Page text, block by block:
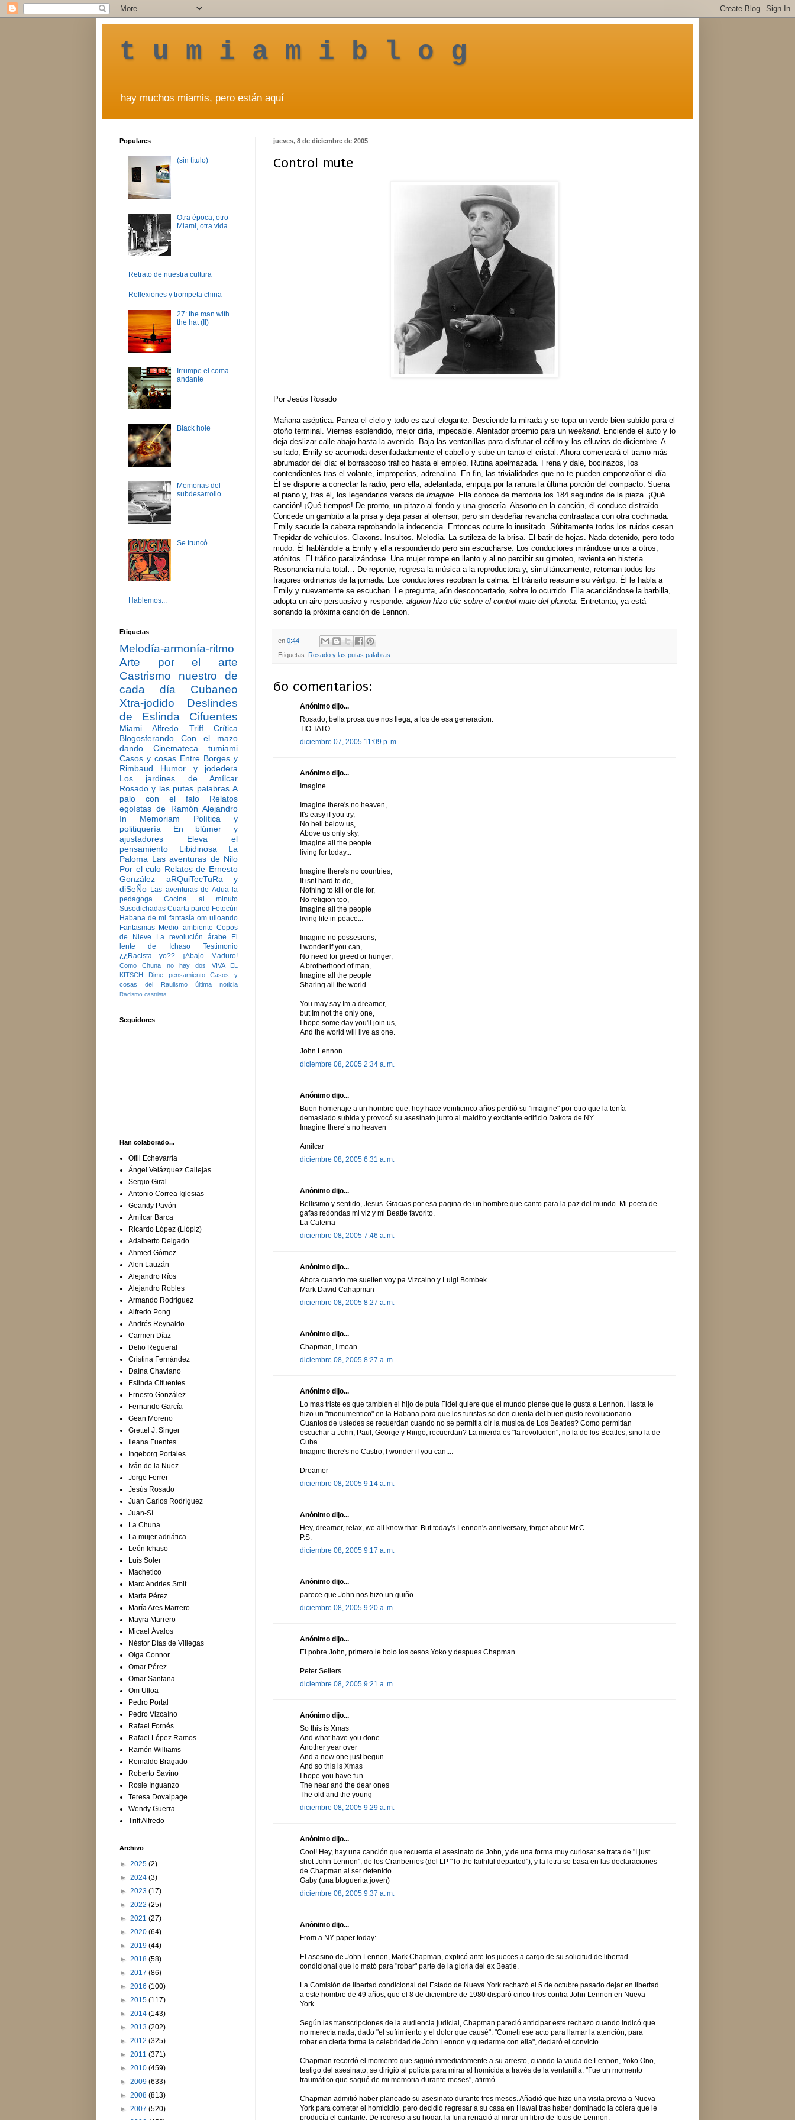
t u m i a m i b l o g
hay muchos miamis, pero están aquí
jueves, 8 de diciembre de 2005
Control mute
Por Jesús Rosado
Mañana aséptica. Panea el cielo y todo es azul elegante. Desciende la mirada y se topa un verde bien subido para el
otoño terminal. Viernes espléndido, mejor diría, impecable. Alentador proemio para un weekend. Enciende el auto y lo
deja deslizar calle abajo hasta la avenida. Baja las ventanillas para disfrutar el céfiro y los efluvios de diciembre. A
su lado, Emily se acomoda desenfadadamente el cabello y sube un tanto el cristal. Ahora comenzará el tramo más
abrumador del día: el borrascoso tráfico hasta el empleo. Rutina apelmazada. Frena y dale, bocinazos, los
contendientes tras el volante, improperios, adrenalina. En fin, las trivialidades que no te pueden emponzoñar el día.
Él se dispone a conectar la radio, pero ella, adelantada, empuja por la ranura la última porción del compacto. Suena
el piano y, tras él, los legendarios versos de Imagine . Ella conoce de memoria los 184 segundos de la pieza. ¡Qué
canción! ¡Qué tiempos! De pronto, un pitazo al fondo y una grosería. Absorto en la canción, él conduce distraído.
Concede un gambito a la prisa y deja pasar al ofensor, pero sin desdeñar revancha contraataca con otra cochinada.
Emily sacude la cabeza reprobando la indecencia. Entonces ocurre lo inusitado. Súbitamente todos los ruidos cesan.
Trepidar de vehículos. Claxons. Insultos. Melodía. La sutileza de la brisa. El batir de hojas. Nada detenido, pero todo
mudo. Él hablándole a Emily y ella respondiendo pero sin escucharse. Los conductores mirándose unos a otros,
atónitos. El tráfico paralizándose. Una mujer rompe en llanto y al no percibir su gimoteo, revienta en histeria.
Resonancia nula total… De repente, regresa la música a la reproductora y, simultáneamente, retornan todos los
fragores ordinarios de la jornada. Los conductores recobran la calma. El tránsito reasume su vértigo. Él le habla a
Emily y nuevamente se escuchan. Le pregunta, aún desconcertado, sobre lo ocurrido. Ella acariciándose la barbilla,
adopta un aire persuasivo y responde: alguien hizo clic sobre el control mute del planeta . Entretanto, ya está
sonando la próxima canción de Lennon.
en 0:44
Etiquetas: Rosado y las putas palabras
60 comentarios:
Anónimo dijo...
Rosado, bella prosa que nos llega, a los de esa generacion.
TIO TATO
diciembre 07, 2005 11:09 p. m.
Anónimo dijo...
Imagine
Imagine there's no heaven,
It's easy if you try,
No hell below us,
Above us only sky,
Imagine all the people
living for today...
Imagine there's no countries,
It isnt hard to do,
Nothing to kill or die for,
No religion too,
Imagine all the people
living life in peace...
Imagine no possesions,
I wonder if you can,
No need for greed or hunger,
A brotherhood of man,
Imagine all the people
Sharing all the world...
You may say Im a dreamer,
but Im not the only one,
I hope some day you'll join us,
And the world will live as one.
John Lennon
diciembre 08, 2005 2:34 a. m.
Anónimo dijo...
Buen homenaje a un hombre que, hoy hace veinticinco años perdíó su "imagine" por otro que la tenía
demasiado subida y provocó su asesinato junto al maldito y excitante edificio Dakota de NY.
Imagine there´s no heaven
Amílcar
diciembre 08, 2005 6:31 a. m.
Anónimo dijo...
Bellisimo y sentido, Jesus. Gracias por esa pagina de un hombre que canto para la paz del mundo. Mi poeta de
gafas redondas mi viz y mi Beatle favorito.
La Cafeina
diciembre 08, 2005 7:46 a. m.
Anónimo dijo...
Ahora cuando me suelten voy pa Vizcaino y Luigi Bombek.
Mark David Cahapman
diciembre 08, 2005 8:27 a. m.
Anónimo dijo...
Chapman, I mean...
diciembre 08, 2005 8:27 a. m.
Anónimo dijo...
Lo mas triste es que tambien el hijo de puta Fidel quiere que el mundo piense que le gusta a Lennon. Hasta le
hizo un "monumentico" en la Habana para que los turistas se den cuenta del buen gusto revolucionario.
Cuantos de ustedes se recuerdan cuando no se permitia oir la musica de Los Beatles? Como permitian
escuchar a John, Paul, George y Ringo, recuerdan? La mierda es "la revolucion", no la de los Beatles, sino la de
Cuba.
Imagine there's no Castro, I wonder if you can....
Dreamer
diciembre 08, 2005 9:14 a. m.
Anónimo dijo...
Hey, dreamer, relax, we all know that. But today's Lennon's anniversary, forget about Mr.C.
P.S.
diciembre 08, 2005 9:17 a. m.
Anónimo dijo...
parece que John nos hizo un guiño...
diciembre 08, 2005 9:20 a. m.
Anónimo dijo...
El pobre John, primero le bolo los cesos Yoko y despues Chapman.
Peter Sellers
diciembre 08, 2005 9:21 a. m.
Anónimo dijo...
So this is Xmas
And what have you done
Another year over
And a new one just begun
And so this is Xmas
I hope you have fun
The near and the dear ones
The old and the young
diciembre 08, 2005 9:29 a. m.
Anónimo dijo...
Cool! Hey, hay una canción que recuerda el asesinato de John, y de una forma muy curiosa: se trata de "I just
shot John Lennon", de los Cranberries (del LP "To the faithful departed"), y la letra se basa en las declaraciones
de Chapman al ser detenido.
Gaby (una bloguerita joven)
diciembre 08, 2005 9:37 a. m.
Anónimo dijo...
From a NY paper today:
El asesino de John Lennon, Mark Chapman, explicó ante los jueces a cargo de su solicitud de libertad
condicional que lo mató para "robar" parte de la gloria del ex Beatle.
La Comisión de libertad condicional del Estado de Nueva York rechazó el 5 de octubre pasado dejar en libertad
a este hombre de 49 años, que el 8 de diciembre de 1980 disparó cinco tiros contra John Lennon en Nueva
York.
Según las transcripciones de la audiencia judicial, Chapman pareció anticipar este rechazo cuando indicó que
no merecía nada, dado "el sufrimiento y el dolor que causé". "Cometí ese acto para llamar la atención, para
robar en cierta forma la celebridad de John Lennon y quedarme con ella", declaró el convicto.
Chapman recordó el momento que siguió inmediatamente a su arresto, cuando la viuda de Lennon, Yoko Ono,
testigo del asesinato, se dirigió al policía para mirar al homicida a través de la ventanilla. "Fue un momento
traumático que saqué de mi memoria durante meses", afirmó.
Chapman admitió haber planeado su asesinato durante tres meses. Añadió que hizo una visita previa a Nueva
York para cometer el homicidio, pero decidió regresar a su casa en Hawai tras haber dominado la cólera que le
producía el cantante. De regreso a su hogar, la furia renació al mirar un libro de fotos de Lennon.
Populares
(sin título)
Otra época, otro
Miami, otra vida.
Retrato de nuestra cultura
Reflexiones y trompeta china
27: the man with
the hat (II)
Irrumpe el coma-
andante
Black hole
Memorias del
subdesarrollo
Se truncó
Hablemos...
Etiquetas
Melodía-armonía-ritmo
Arte por el arte
Castrismo nuestro de
cada día
Cubaneo
Xtra-jodido
Deslindes
de Eslinda Cifuentes
Miami Alfredo Triff
Crítica
Blogosferando
Con el mazo
dando
Cinemateca tumiami
Casos y cosas Entre Borges y
Rimbaud
Humor y jodedera
Los jardines de Amílcar
Rosado y las putas palabras A
palo con el falo
Relatos
egoístas de Ramón Alejandro
In Memoriam
Política y
politiquería
En blúmer y
ajustadores
Eleva el
pensamiento
Libidinosa
La
Paloma Las aventuras de Nilo
Por el culo Relatos de Ernesto
González
aRQuiTecTuRa y
diSeÑo Las aventuras de Adua la
pedagoga
Cocina al minuto
Susodichadas Cuarta pared Fetecún
Habana de mi fantasía om ulloando
Fantasmas Medio ambiente Copos
de Nieve
La revolución árabe
El
lente de Ichaso
Testimonio
¿¿Racista yo??
¡Abajo Maduro!
Como Chuna no hay dos
VIVA EL
KITSCH
Dime pensamiento
Casos y
cosas del Raulismo
última noticia
Racismo castrista
Seguidores
Han colaborado...
Ofill Echevarría
Ángel Velázquez Callejas
Sergio Giral
Antonio Correa Iglesias
Geandy Pavón
Amílcar Barca
Ricardo López (Llópiz)
Adalberto Delgado
Ahmed Gómez
Alen Lauzán
Alejandro Ríos
Alejandro Robles
Armando Rodríguez
Alfredo Pong
Andrés Reynaldo
Carmen Díaz
Delio Regueral
Cristina Fernández
Daína Chaviano
Eslinda Cifuentes
Ernesto González
Fernando García
Gean Moreno
Grettel J. Singer
Ileana Fuentes
Ingeborg Portales
Iván de la Nuez
Jorge Ferrer
Jesús Rosado
Juan Carlos Rodríguez
Juan-Sí
La Chuna
La mujer adriática
León Ichaso
Luis Soler
Machetico
Marc Andries Smit
Marta Pérez
María Ares Marrero
Mayra Marrero
Micael Ávalos
Néstor Días de Villegas
Olga Connor
Omar Pérez
Omar Santana
Om Ulloa
Pedro Portal
Pedro Vizcaíno
Rafael Fornés
Rafael López Ramos
Ramón Williams
Reinaldo Bragado
Roberto Savino
Rosie Inguanzo
Teresa Dovalpage
Wendy Guerra
Triff Alfredo
Archivo
► 2025 (2)
► 2024 (3)
► 2023 (17)
► 2022 (25)
► 2021 (27)
► 2020 (64)
► 2019 (44)
► 2018 (58)
► 2017 (86)
► 2016 (100)
► 2015 (117)
► 2014 (143)
► 2013 (202)
► 2012 (325)
► 2011 (371)
► 2010 (459)
► 2009 (633)
► 2008 (813)
► 2007 (520)